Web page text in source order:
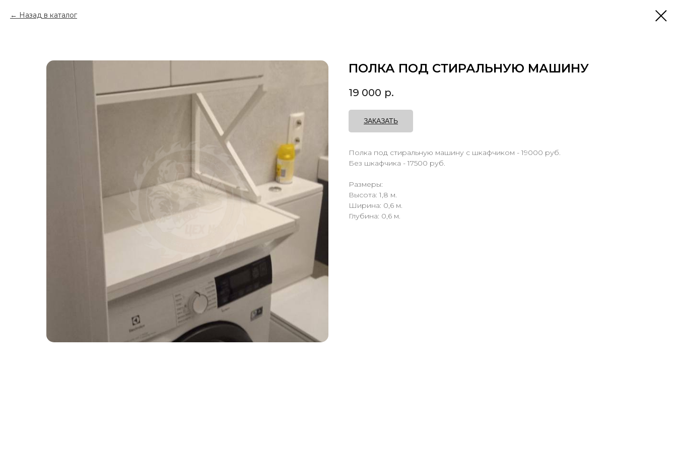
Назад в каталог
ПОЛКА ПОД СТИРАЛЬНУЮ МАШИНУ
19 000 р.
ЗАКАЗАТЬ
Полка под стиральную машину с шкафчиком - 19000 руб.
Без шкафчика - 17500 руб.
Размеры:
Высота: 1,8 м.
Ширина: 0,6 м.
Глубина: 0,6 м.